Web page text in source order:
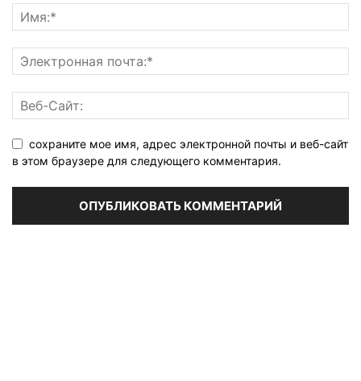
сохраните мое имя, адрес электронной почты и веб-сайт
в этом браузере для следующего комментария.